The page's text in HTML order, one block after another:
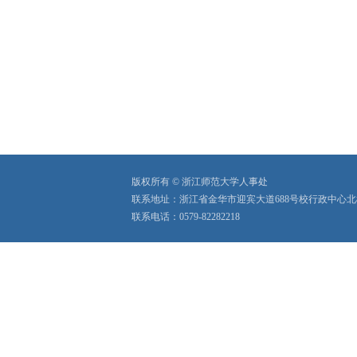
版权所有 © 浙江师范大学人事处
联系地址：浙江省金华市迎宾大道688号校行政中心
联系电话：0579-82282218